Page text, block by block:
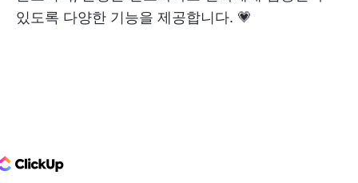
있도록 다양한 기능을 제공합니다. 💗
Logo